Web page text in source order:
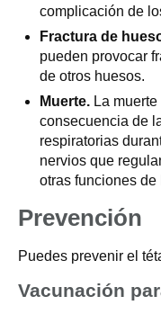
complicación de
Fractura de
pueden provocar
de otros huesos.
Muerte. La
consecuencia de
respiratorias
nervios que
otras funciones de
Prevención
Puedes prevenir el
Vacunación